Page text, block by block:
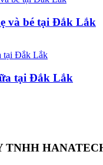
và bé tại Đắk Lắk
tại Đắk Lắk
TNHH